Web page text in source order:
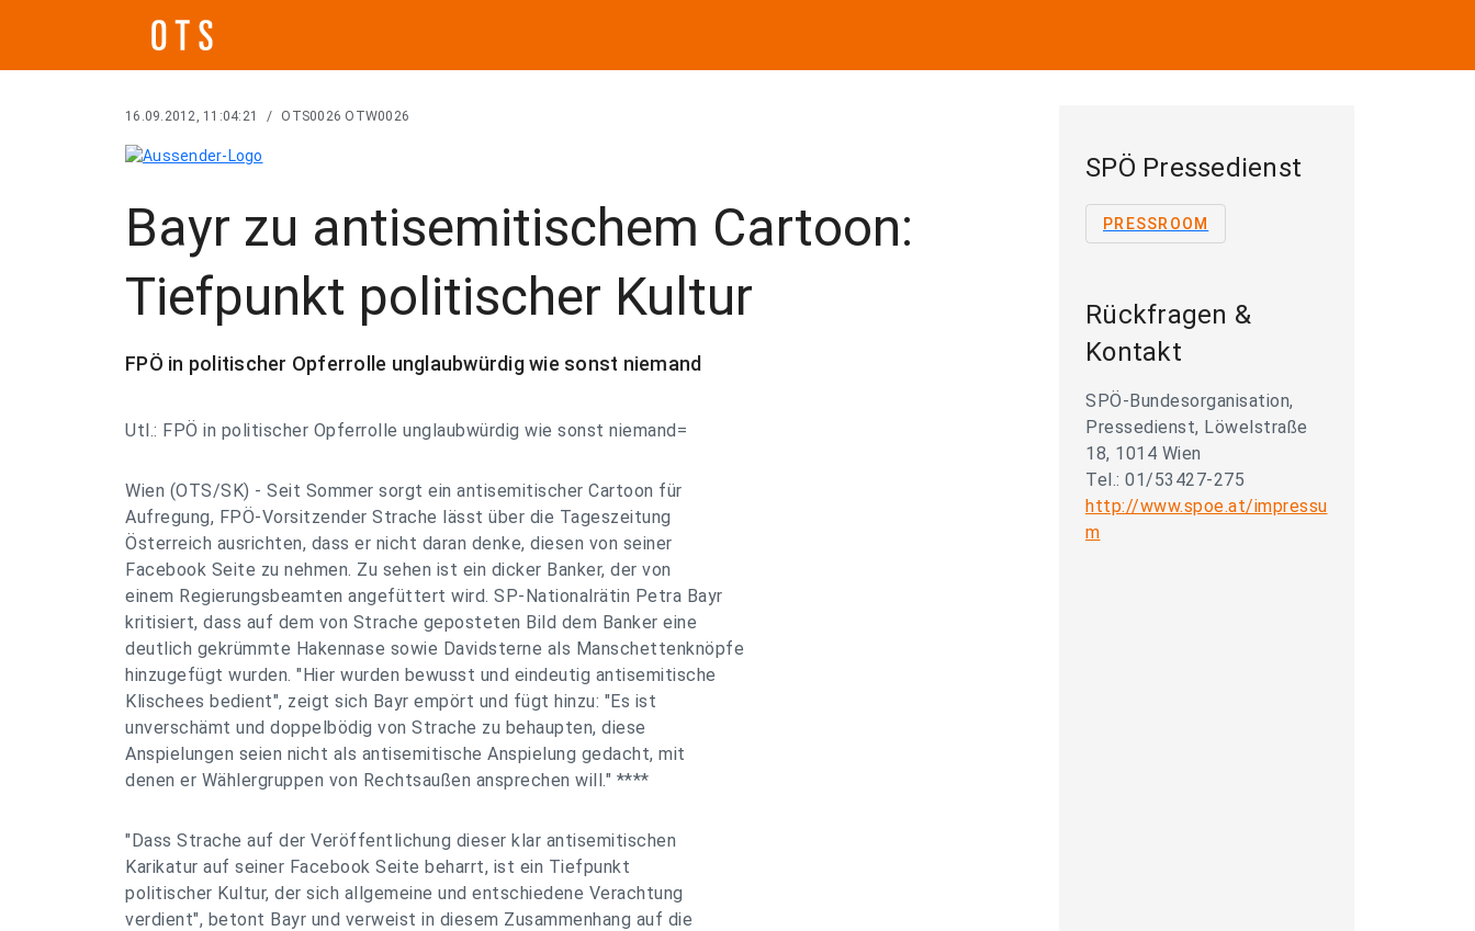
16.09.2012, 11:04:21 / OTS0026 OTW0026
Bayr zu antisemitischem Cartoon:
Tiefpunkt politischer Kultur
FPÖ in politischer Opferrolle unglaubwürdig wie sonst niemand
Utl.: FPÖ in politischer Opferrolle unglaubwürdig wie sonst niemand=
Wien (OTS/SK) - Seit Sommer sorgt ein antisemitischer Cartoon für
Aufregung, FPÖ-Vorsitzender Strache lässt über die Tageszeitung
Österreich ausrichten, dass er nicht daran denke, diesen von seiner
Facebook Seite zu nehmen. Zu sehen ist ein dicker Banker, der von
einem Regierungsbeamten angefüttert wird. SP-Nationalrätin Petra Bayr
kritisiert, dass auf dem von Strache geposteten Bild dem Banker eine
deutlich gekrümmte Hakennase sowie Davidsterne als Manschettenknöpfe
hinzugefügt wurden. "Hier wurden bewusst und eindeutig antisemitische
Klischees bedient", zeigt sich Bayr empört und fügt hinzu: "Es ist
unverschämt und doppelbödig von Strache zu behaupten, diese
Anspielungen seien nicht als antisemitische Anspielung gedacht, mit
denen er Wählergruppen von Rechtsaußen ansprechen will." ****
"Dass Strache auf der Veröffentlichung dieser klar antisemitischen
Karikatur auf seiner Facebook Seite beharrt, ist ein Tiefpunkt
politischer Kultur, der sich allgemeine und entschiedene Verachtung
verdient", betont Bayr und verweist in diesem Zusammenhang auf die
SPÖ Pressedienst
PRESSROOM
Rückfragen &
Kontakt
SPÖ-Bundesorganisation,
Pressedienst, Löwelstraße
18, 1014 Wien
Tel.: 01/53427-275
http://www.spoe.at/impressu
m